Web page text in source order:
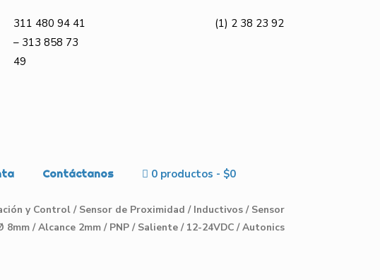
311 480 94 41
– 313 858 73
49
(1) 2 38 23 92
Contáctanos 0 productos $0
y Control / Sensor de Proximidad / Inductivos / Sensor
/ Alcance 2mm / PNP / Saliente / 12-24VDC / Autonics